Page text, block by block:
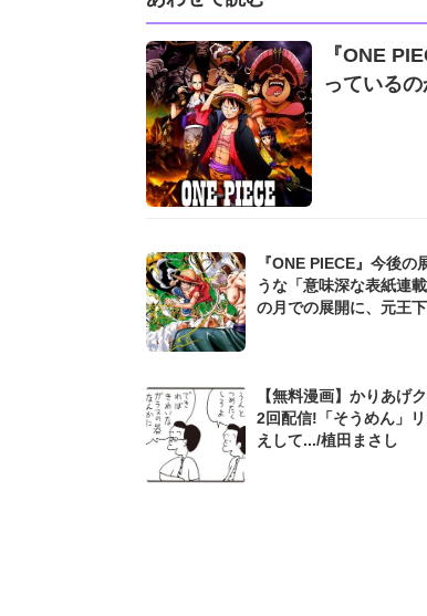
『ONE
っている
『ONE PIECE』今後の
うな「意味深な表紙連
の月での展開に、元王
【無料漫画】かりあげ
2回配信!「そうめん」
えして.../植田まさし